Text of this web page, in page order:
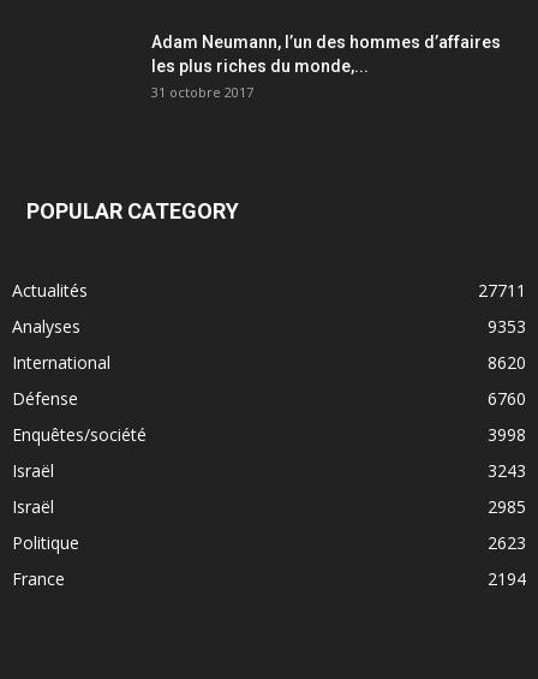
Adam Neumann, l’un des hommes d’affaires
les plus riches du monde,...
31 octobre 2017
POPULAR CATEGORY
Actualités
27711
Analyses
9353
International
8620
Défense
6760
Enquêtes/société
3998
Israël
3243
Israël
2985
Politique
2623
France
2194